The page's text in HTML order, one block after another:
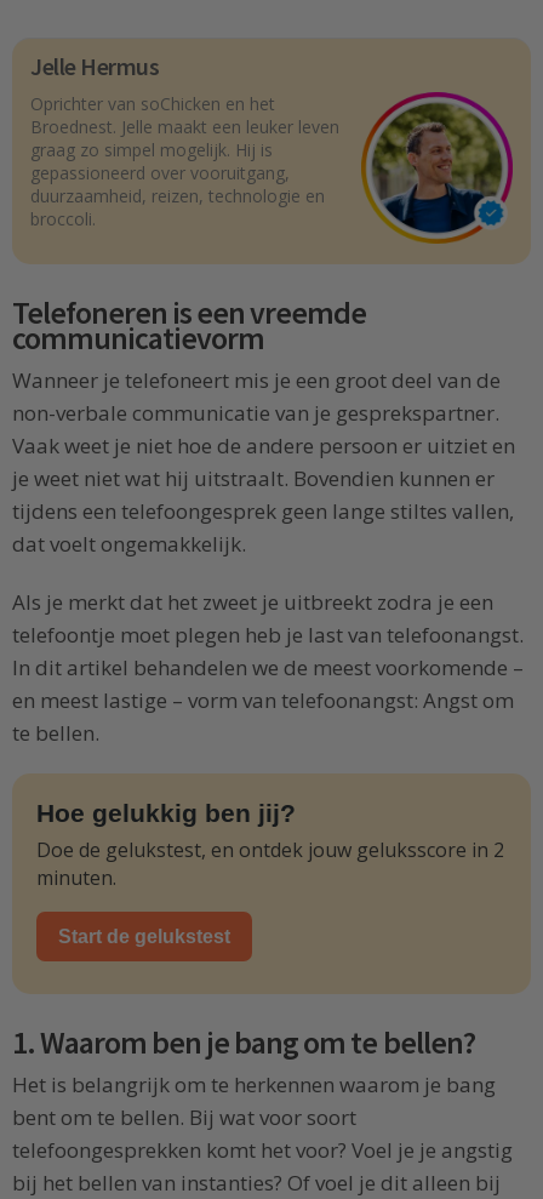
Jelle Hermus
Oprichter van soChicken en het
Broednest. Jelle maakt een leuker leven
graag zo simpel mogelijk. Hij is
gepassioneerd over vooruitgang,
duurzaamheid, reizen, technologie en
broccoli.
Telefoneren is een vreemde
communicatievorm
Wanneer je telefoneert mis je een groot deel van de
non-verbale communicatie van je gesprekspartner.
Vaak weet je niet hoe de andere persoon er uitziet en
je weet niet wat hij uitstraalt. Bovendien kunnen er
tijdens een telefoongesprek geen lange stiltes vallen,
dat voelt ongemakkelijk.
Als je merkt dat het zweet je uitbreekt zodra je een
telefoontje moet plegen heb je last van telefoonangst.
In dit artikel behandelen we de meest voorkomende –
en meest lastige – vorm van telefoonangst: Angst om
te bellen.
Hoe gelukkig ben jij?
Doe de gelukstest, en ontdek jouw geluksscore in 2
minuten.
Start de gelukstest
1. Waarom ben je bang om te bellen?
Het is belangrijk om te herkennen waarom je bang
bent om te bellen. Bij wat voor soort
telefoongesprekken komt het voor? Voel je je angstig
bij het bellen van instanties? Of voel je dit alleen bij